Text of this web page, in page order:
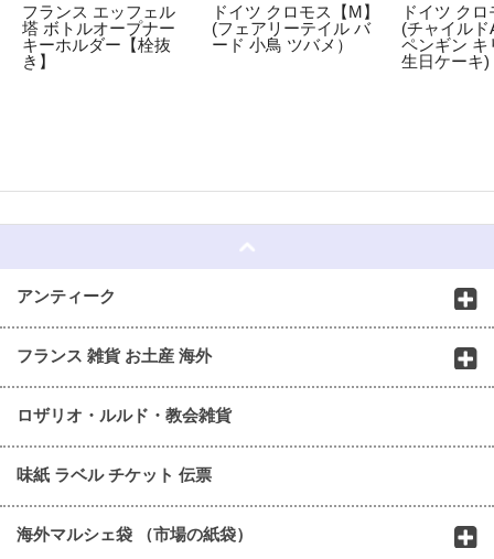
フランス エッフェル
塔 ボトルオープナー
キーホルダー【栓抜
き】
ドイツ クロモス【M】
(フェアリーテイル バ
ード 小鳥 ツバメ）
ドイツ ク
(チャイルド
ペンギン キ
生日ケーキ)
アンティーク
フランス 雑貨 お土産 海外
ロザリオ・ルルド・教会雑貨
味紙 ラベル チケット 伝票
海外マルシェ袋 （市場の紙袋）